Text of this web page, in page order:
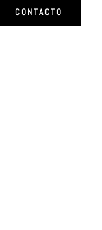
CONTACTO